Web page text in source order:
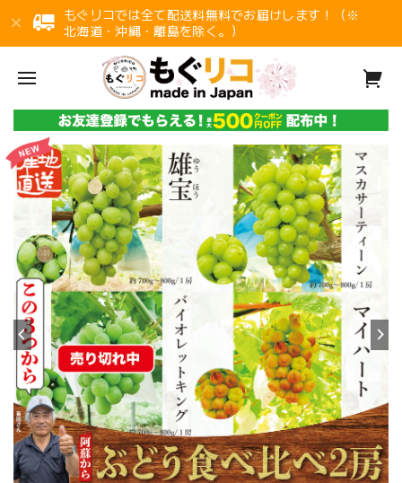
もぐリコでは全て配送料無料でお届けします！（※
北海道・沖縄・離島を除く。）